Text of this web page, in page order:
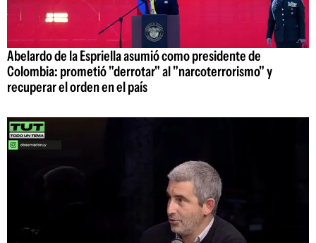
Abelardo de la Espriella asumió como presidente de
Colombia: prometió "derrotar" al "narcoterrorismo" y
recuperar el orden en el país